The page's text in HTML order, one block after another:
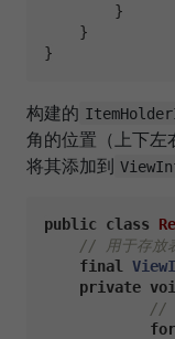
        }
    }
构建的
角的位置（上下左
将其添加到
public class
// 用于存放
final
private
//
for